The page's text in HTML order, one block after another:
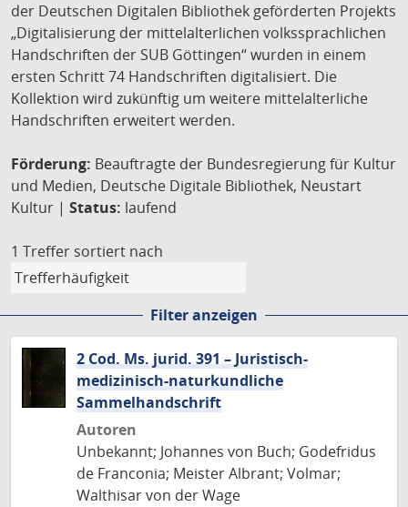
der Deutschen Digitalen Bibliothek geförderten Projekts
„Digitalisierung der mittelalterlichen volkssprachlichen
Handschriften der SUB Göttingen“ wurden in einem
ersten Schritt 74 Handschriften digitalisiert. Die
Kollektion wird zukünftig um weitere mittelalterliche
Handschriften erweitert werden.
Förderung: Beauftragte der Bundesregierung für Kultur
und Medien, Deutsche Digitale Bibliothek, Neustart
Kultur | Status: laufend
1 Treffer sortiert nach
Filter anzeigen
2 Cod. Ms. jurid. 391 – Juristisch-
medizinisch-naturkundliche
Sammelhandschrift
Autoren
Unbekannt; Johannes von Buch; Godefridus
de Franconia; Meister Albrant; Volmar;
Walthisar von der Wage